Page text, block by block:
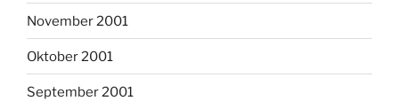
November 2001
Oktober 2001
September 2001